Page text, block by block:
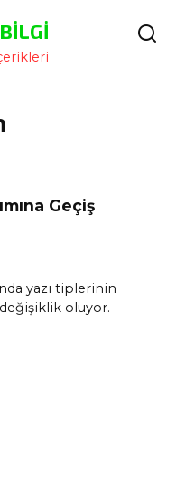
Geçiş
yazı tiplerinin
oluyor.